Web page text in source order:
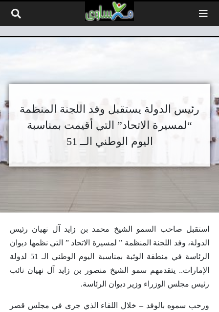
رئيس الدولة يستقبل وفد اللجنة المنظمة
“لمسيرة الاتحاد” التي أقيمت بمناسبة
اليوم الوطني الــ 51
استقبل صاحب السمو الشيخ محمد بن زايد آل نهيان رئيس
الدولة، وفد اللجنة المنظمة ” لمسيرة الاتحاد ” التي نظمها ديوان
الرئاسة في منطقة الوثبة بمناسبة اليوم الوطني الـ 51 لدولة
الإمارات.. يتقدمهم سمو الشيخ منصور بن زايد آل نهيان نائب
رئيس مجلس الوزراء وزير ديوان الرئاسة.
ورحب سموه بالوفد – خلال اللقاء الذي جرى في مجلس قصر